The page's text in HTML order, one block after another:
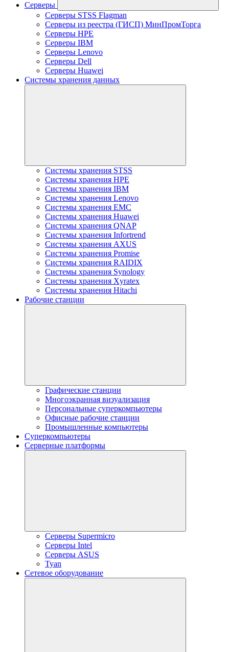
Серверы
Серверы STSS Flagman
Серверы из реестра (ГИСП) МинПромТорга
Серверы HPE
Серверы IBM
Серверы Lenovo
Серверы Dell
Серверы Huawei
Системы хранения данных
Системы хранения STSS
Системы хранения HPE
Системы хранения IBM
Системы хранения Lenovo
Системы хранения EMC
Системы хранения Huawei
Системы хранения QNAP
Системы хранения Infortrend
Системы хранения AXUS
Системы хранения Promise
Системы хранения RAIDIX
Системы хранения Synology
Системы хранения Xyratex
Системы хранения Hitachi
Рабочие станции
Графические станции
Многоэкранная визуализация
Персональные суперкомпьютеры
Офисные рабочие станции
Промышленные компьютеры
Суперкомпьютеры
Серверные платформы
Серверы Supermicro
Серверы Intel
Серверы ASUS
Tyan
Сетевое оборудование